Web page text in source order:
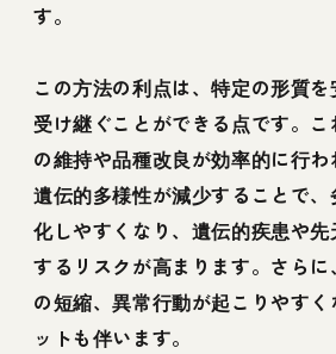
す。
この方法の利点は、特定の形質
受け継ぐことができる点です。
の維持や品種改良が効率的に行わ
遺伝的多様性が減少することで
化しやすくなり、遺伝的疾患や
するリスクが高まります。さら
の短縮、異常行動が起こりやすく
ットも伴います。